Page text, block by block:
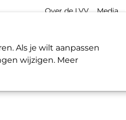
Als je wilt aanpassen
wijzigen. Meer
/ Werknemers
Meta
Over de LVV Media